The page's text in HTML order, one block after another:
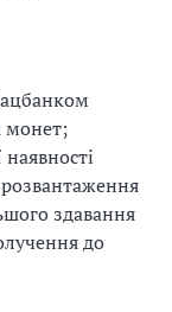
монет;
здавання
до